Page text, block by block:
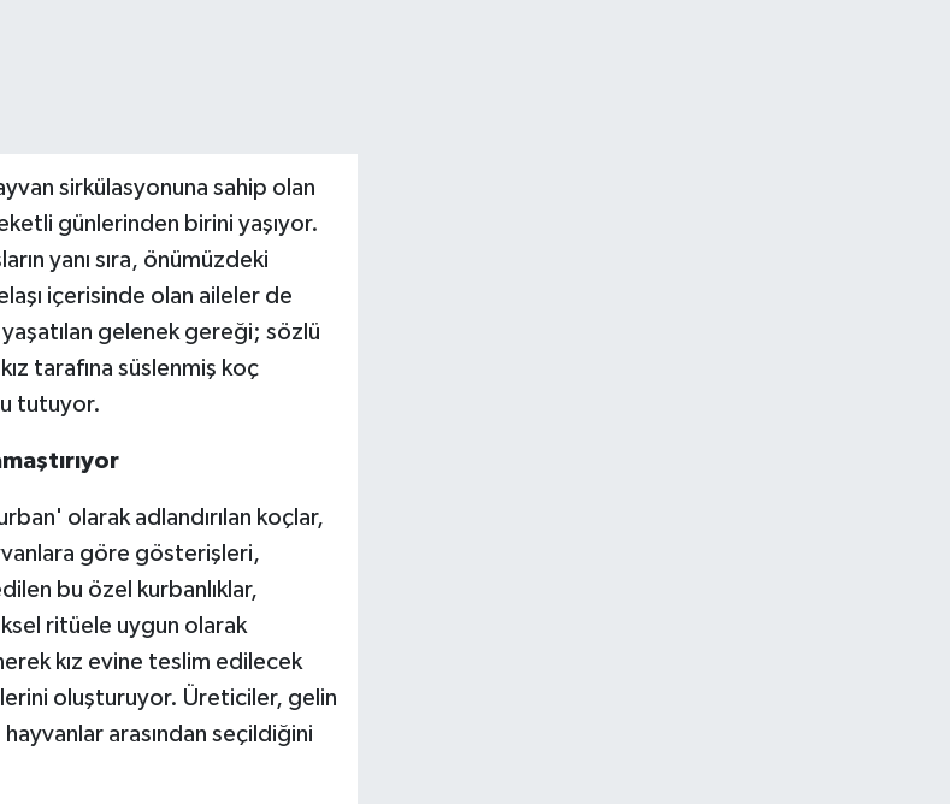
sirkülasyonuna sahip olan
günlerinden birini yaşıyor.
yanı sıra, önümüzdeki
içerisinde olan aileler de
gelenek gereği; sözlü
tarafına süslenmiş koç
tutuyor.
olarak adlandırılan koçlar,
göre gösterişleri,
bu özel kurbanlıklar,
ritüele uygun olarak
kız evine teslim edilecek
oluşturuyor. Üreticiler, gelin
arasından seçildiğini